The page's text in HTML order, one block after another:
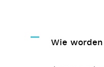
Wie